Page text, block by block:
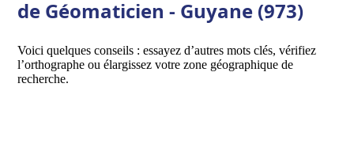
de Géomaticien - Guyane (973)
Voici quelques conseils : essayez d’autres mots clés, vérifiez
l’orthographe ou élargissez votre zone géographique de
recherche.